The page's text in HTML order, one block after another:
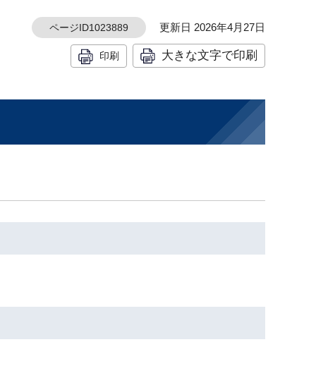
ページID1023889 更新日 2026年4月27日
印刷 大きな文字で印刷